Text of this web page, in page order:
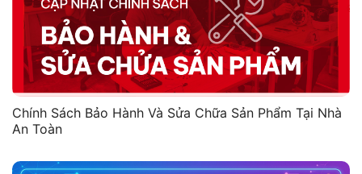
Chính Sách Bảo Hành Và Sửa Chữa Sản Phẩm Tại Nhà
An Toàn